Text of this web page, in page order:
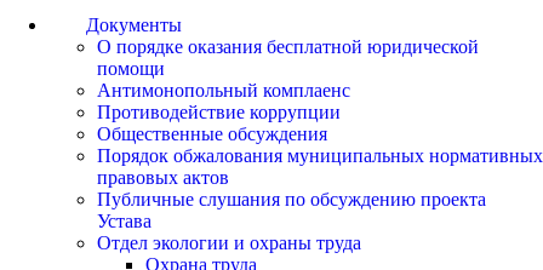
Документы
О порядке оказания бесплатной юридической
помощи
Антимонопольный комплаенс
Противодействие коррупции
Общественные обсуждения
Порядок обжалования муниципальных нормативных
правовых актов
Публичные слушания по обсуждению проекта
Устава
Отдел экологии и охраны труда
Охрана труда